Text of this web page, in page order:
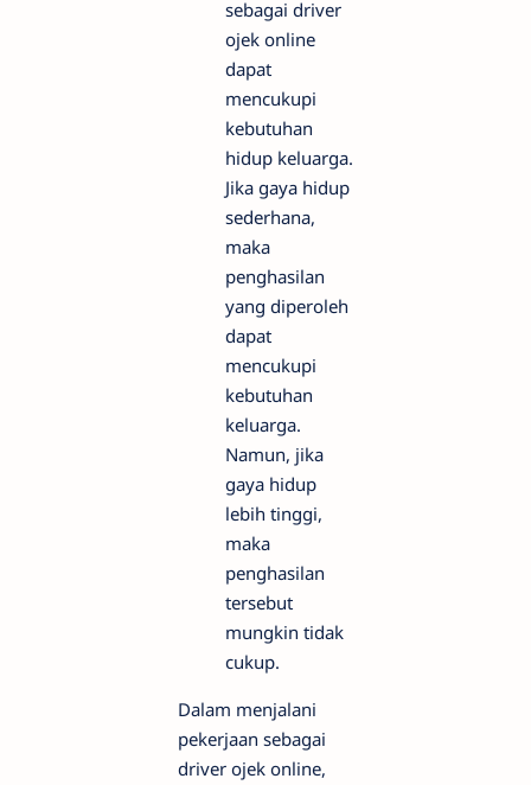
sebagai driver
ojek online
dapat
mencukupi
kebutuhan
hidup keluarga.
Jika gaya hidup
sederhana,
maka
penghasilan
yang diperoleh
dapat
mencukupi
kebutuhan
keluarga.
Namun, jika
gaya hidup
lebih tinggi,
maka
penghasilan
tersebut
mungkin tidak
cukup.
Dalam menjalani
pekerjaan sebagai
driver ojek online,